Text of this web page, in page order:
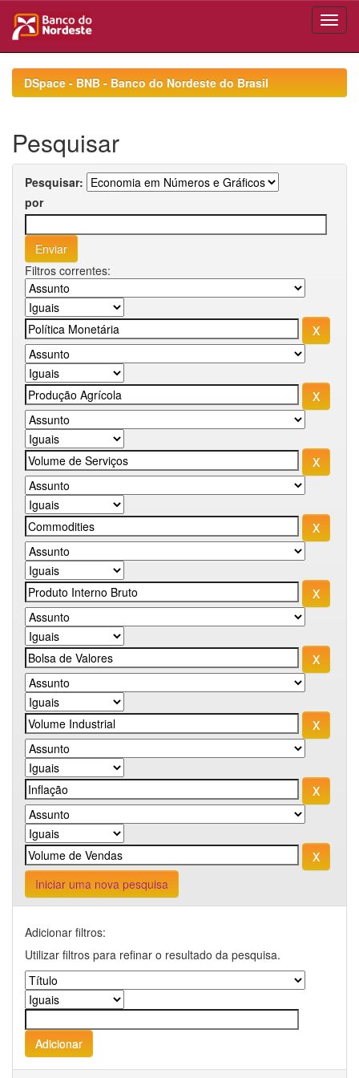
navigationDSpace - BNB - Banco do Nordeste do Brasil
Pesquisar
Pesquisar:
por
Filtros correntes:
Iniciar uma nova pesquisa
Adicionar filtros:
Utilizar filtros para refinar o resultado da pesquisa.